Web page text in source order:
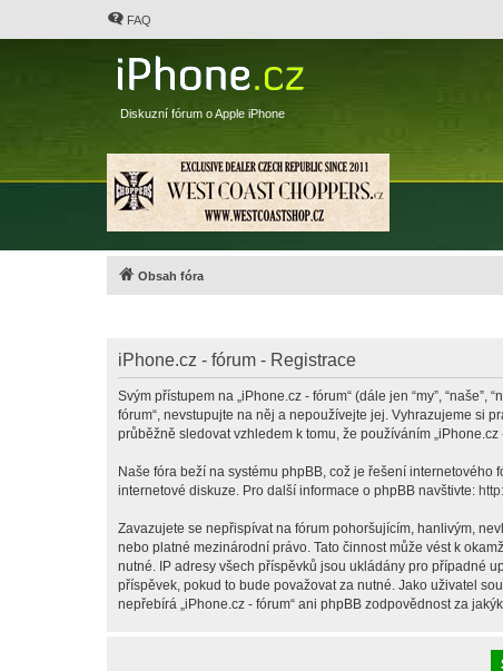
FAQ
Diskuzní fórum o Apple iPhone
Obsah fóra
iPhone.cz - fórum - Registrace
Svým přístupem na „iPhone.cz - fórum“ (dále jen “my”,
fórum“, nevstupujte na něj a nepoužívejte jej. Vyhrazujeme si
průběžně sledovat vzhledem k tomu, že používáním „iPhone.cz
Naše fóra beží na systému phpBB, což je řešení internetového
internetové diskuze. Pro další informace o phpBB navštivte:
Zavazujete se nepřispívat na fórum pohoršujícím, hanlivým,
nebo platné mezinárodní právo. Tato činnost může vést k
nutné. IP adresy všech příspěvků jsou ukládány pro případné
příspěvek, pokud to bude považovat za nutné. Jako uživatel
nepřebírá „iPhone.cz - fórum“ ani phpBB zodpovědnost za